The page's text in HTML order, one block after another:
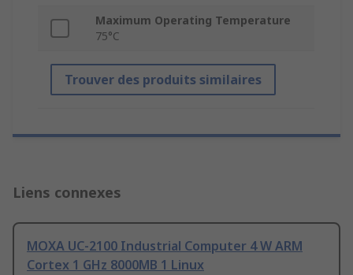
Maximum Operating Temperature
75°C
Trouver des produits similaires
Liens connexes
MOXA UC-2100 Industrial Computer 4 W ARM
Cortex 1 GHz 8000MB 1 Linux